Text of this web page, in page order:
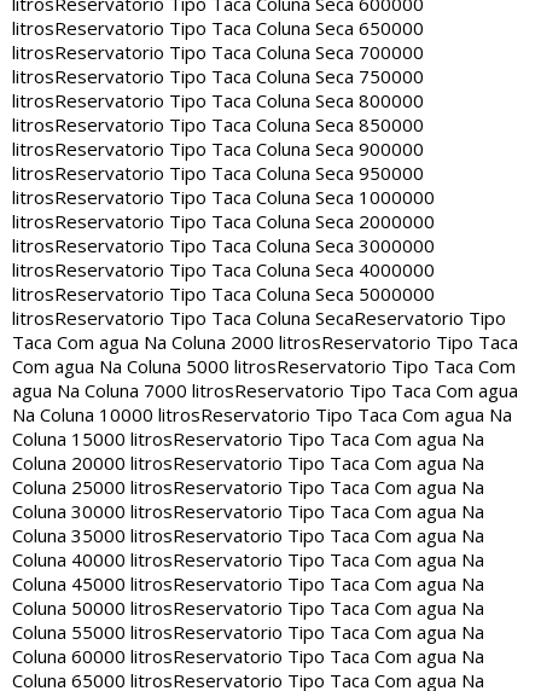
litrosReservatorio Tipo Taca Coluna Seca 650000
litrosReservatorio Tipo Taca Coluna Seca 700000
litrosReservatorio Tipo Taca Coluna Seca 750000
litrosReservatorio Tipo Taca Coluna Seca 800000
litrosReservatorio Tipo Taca Coluna Seca 850000
litrosReservatorio Tipo Taca Coluna Seca 900000
litrosReservatorio Tipo Taca Coluna Seca 950000
litrosReservatorio Tipo Taca Coluna Seca 1000000
litrosReservatorio Tipo Taca Coluna Seca 2000000
litrosReservatorio Tipo Taca Coluna Seca 3000000
litrosReservatorio Tipo Taca Coluna Seca 4000000
litrosReservatorio Tipo Taca Coluna Seca 5000000
litrosReservatorio Tipo Taca Coluna SecaReservatorio Tipo
Taca Com agua Na Coluna 2000 litrosReservatorio Tipo Taca
Com agua Na Coluna 5000 litrosReservatorio Tipo Taca Com
agua Na Coluna 7000 litrosReservatorio Tipo Taca Com agua
Na Coluna 10000 litrosReservatorio Tipo Taca Com agua Na
Coluna 15000 litrosReservatorio Tipo Taca Com agua Na
Coluna 20000 litrosReservatorio Tipo Taca Com agua Na
Coluna 25000 litrosReservatorio Tipo Taca Com agua Na
Coluna 30000 litrosReservatorio Tipo Taca Com agua Na
Coluna 35000 litrosReservatorio Tipo Taca Com agua Na
Coluna 40000 litrosReservatorio Tipo Taca Com agua Na
Coluna 45000 litrosReservatorio Tipo Taca Com agua Na
Coluna 50000 litrosReservatorio Tipo Taca Com agua Na
Coluna 55000 litrosReservatorio Tipo Taca Com agua Na
Coluna 60000 litrosReservatorio Tipo Taca Com agua Na
Coluna 65000 litrosReservatorio Tipo Taca Com agua Na